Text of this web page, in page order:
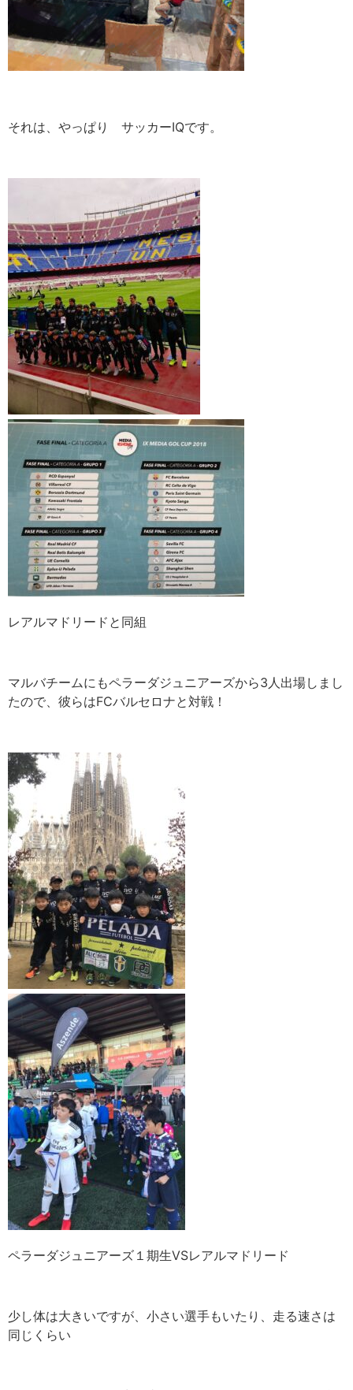
それは、やっぱり サッカーIQです。
レアルマドリードと同組
マルバチームにもペラーダジュニアーズから3人出場しまし
たので、彼らはFCバルセロナと対戦！
ペラーダジュニアーズ１期生VSレアルマドリード
少し体は大きいですが、小さい選手もいたり、走る速さは
同じくらい